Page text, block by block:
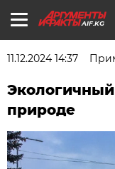
AIF.KG
11.12.2024 14:37
Экологичный
природе